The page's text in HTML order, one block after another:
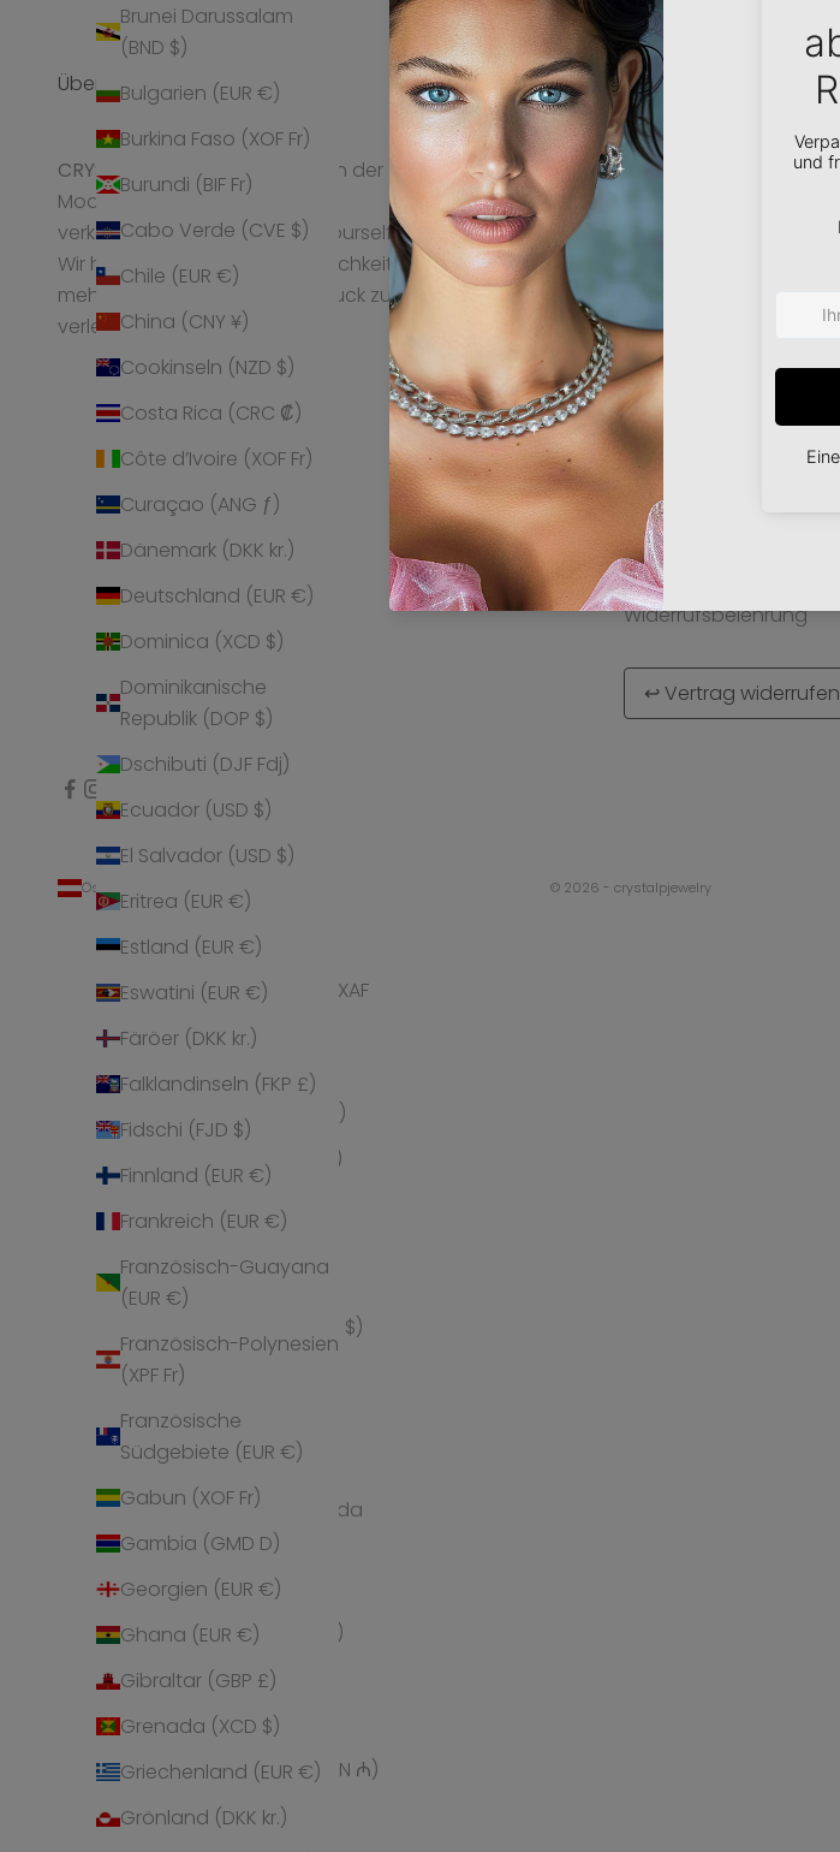
Brunei Darussalam
(BND $)
Bulgarien (EUR €)
Burkina Faso (XOF Fr)
Burundi (BIF Fr)
Cabo Verde (CVE $)
Chile (EUR €)
China (CNY ¥)
Cookinseln (NZD $)
Costa Rica (CRC ₡)
Côte d’Ivoire (XOF Fr)
Curaçao (ANG ƒ)
Dänemark (DKK kr.)
Deutschland (EUR €)
Dominica (XCD $)
Dominikanische
Republik (DOP $)
Dschibuti (DJF Fdj)
Ecuador (USD $)
El Salvador (USD $)
Eritrea (EUR €)
Estland (EUR €)
Eswatini (EUR €)
Färöer (DKK kr.)
Falklandinseln (FKP £)
Fidschi (FJD $)
Finnland (EUR €)
Frankreich (EUR €)
Französisch-Guayana
(EUR €)
Französisch-Polynesien
(XPF Fr)
Französische
Südgebiete (EUR €)
Gabun (XOF Fr)
Gambia (GMD D)
Georgien (EUR €)
Ghana (EUR €)
Gibraltar (GBP £)
Grenada (XCD $)
Griechenland (EUR €)
Grönland (DKK kr.)
Über Uns
CRYSTALP gilt als Geheimtipp in der
Modeschmuck-Branche und
verkörpert die Idee „express yourself“.
Wir helfen Frauen ihrer Persönlichkeit
mehr Ausstrahlung und Ausdruck zu
verleihen.
Service
Versand
Bestellung retournieren
Pflegehinweise
Produktinformationen
Information
Wir Über Uns
News
Zahlungsbedingungen
Datenschutzerklärung
Impressum
Cookie-Richtlinien
B2B Shop
B2B Download (DE)
B2B Download (EN)
Bildmaterial
Widerrufsbelehrung
↩ Vertrag widerrufen
Österreich (EUR €)
Land
Äquatorialguinea (XAF
CFA)
Äthiopien (ETB Br)
Afghanistan (AFN ؋)
Ålandinseln (EUR €)
Albanien (ALL L)
Amerikanische
Überseeinseln (USD $)
Andorra (EUR €)
Angola (EUR €)
Anguilla (XCD $)
Antigua und Barbuda
(XCD $)
Argentinien (EUR €)
Armenien (AMD դր.)
Aruba (AWG ƒ)
Ascension (SHP £)
Aserbaidschan (AZN ₼)
Australien (AUD $)
Deutsch
Sprache
Deutsch
Italiano
English
Español
© 2026 - crystalpjewelry